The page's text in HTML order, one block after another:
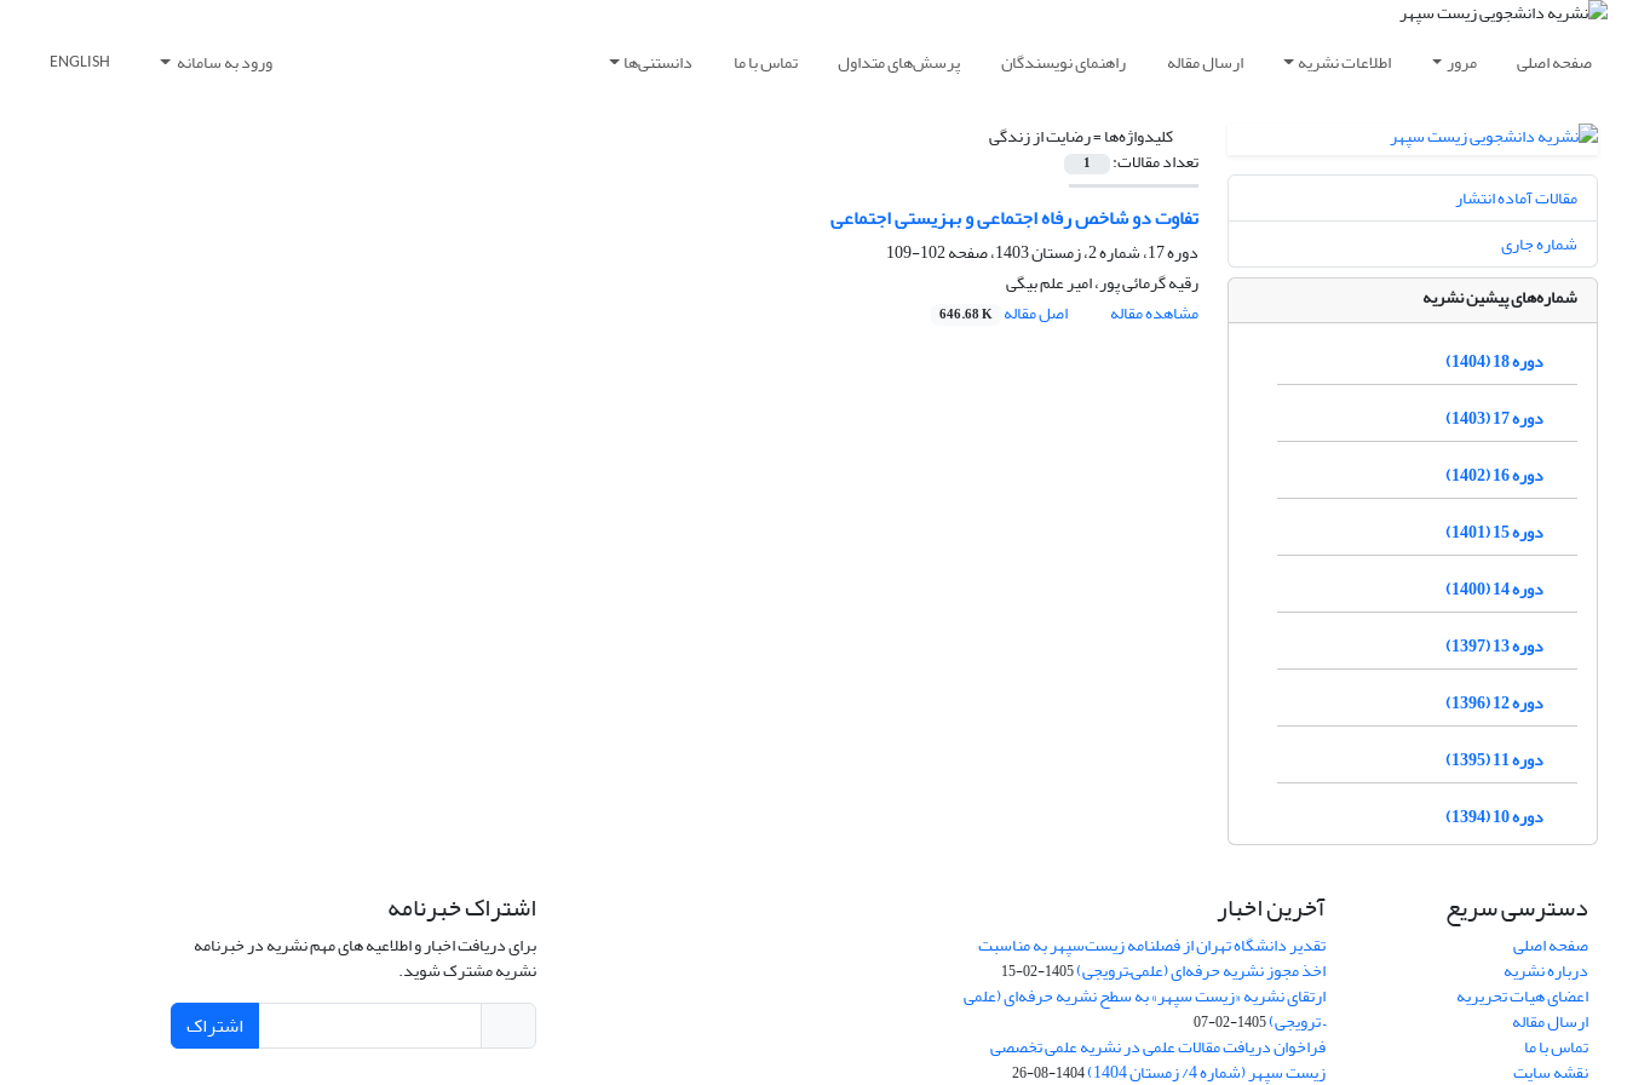
صفحه اصلی مرور اطلاعات نشریه ارسال مقاله راهنمای نویسندگان پرسش‌های متداول تماس با ما دانستنی‌ها ورود به سامانه ENGLISH
کلیدواژه‌ها =رضایت از زندگی
تعداد مقالات: 1
تفاوت دو شاخص رفاه اجتماعی و بهزیستی اجتماعی
دوره 17، شماره 2، زمستان 1403، صفحه
102-109
رقیه گرمائی پور، امیر علم بیگی
مشاهده مقاله
اصل مقاله 646.68 K
مقالات آماده انتشار
شماره جاری
شماره‌های پیشین نشریه
دوره 18 (1404)
دوره 17 (1403)
دوره 16 (1402)
دوره 15 (1401)
دوره 14 (1400)
دوره 13 (1397)
دوره 12 (1396)
دوره 11 (1395)
دوره 10 (1394)
دسترسی سریع
صفحه اصلی
درباره نشریه
اعضای هیات تحریریه
ارسال مقاله
تماس با ما
نقشه سایت
آخرین اخبار
تقدیر دانشگاه تهران از فصلنامه زیست‌سپهر به مناسبت
اخذ مجوز نشریه حرفه‌ای (علمی–ترویجی)1405-02-15
ارتقای نشریه «زیست‌ سپهر» به سطح نشریه حرفه‌ای (علمی
– ترویجی)1405-02-07
فراخوان دریافت مقالات علمی در نشریه علمی تخصصی
زیست سپهر (شماره 4/ زمستان 1404) 1404-08-26
اشتراک خبرنامه
برای دریافت اخبار و اطلاعیه های مهم نشریه در خبرنامه
نشریه مشترک شوید.
اشتراک